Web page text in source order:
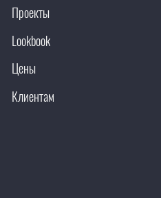
Проекты
Lookbook
Цены
Клиентам